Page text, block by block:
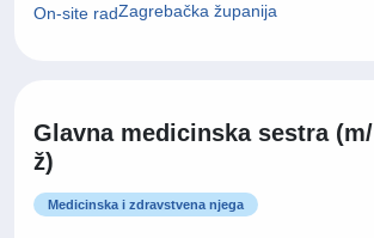
On-site radZagrebačka županija
Glavna medicinska sestra (m/
ž)
Medicinska i zdravstvena njega